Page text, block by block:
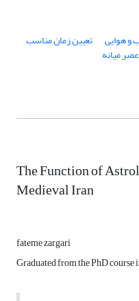
و هوایی تعیین زمان مناسب
میانه
The Function of
Medieval Iran
fateme zargari
Graduated from the PhD